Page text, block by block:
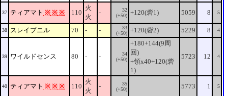
37 ティアマト ※ ※ ※ 110
火
火
-
32
(+50) +120(砦1) 5059 8 5
38 スレイプニル 70 - -
33
(+50) +120(砦2) 5229 8 4
39 ワイルドセンス 80 - -
34
(+50)
+180+144(9周
回)
+領x40+120(砦
1)
5723 12 4
40 ティアマト ※ ※ ※ 110
火
火
-
35
(+50)
5773 1 5